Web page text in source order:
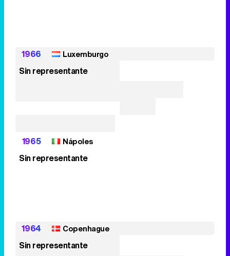
1966 Luxemburgo
Sin representante
1965 Nápoles
Sin representante
1964 Copenhague
Sin representante